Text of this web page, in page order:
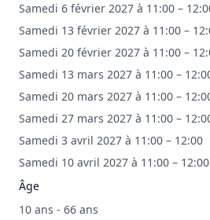
Samedi 6 février 2027 à 11:00 –
Samedi 13 février 2027 à 11:00 –
Samedi 20 février 2027 à 11:00 –
Samedi 13 mars 2027 à 11:00 –
Samedi 20 mars 2027 à 11:00 –
Samedi 27 mars 2027 à 11:00 –
Samedi 3 avril 2027 à 11:00 – 12:00
Samedi 10 avril 2027 à 11:00 – 12:00
Âge
10 ans - 66 ans